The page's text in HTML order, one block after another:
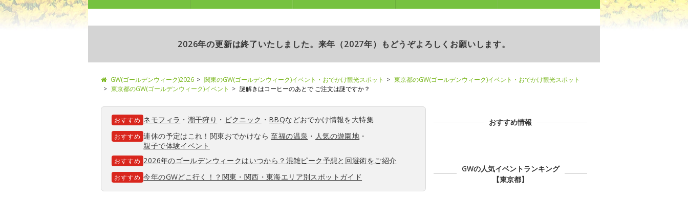
2026年の更新は終了いたしました。来年（2027年）もどうぞよろしくお願いします。
GW(ゴールデンウィーク)2026 関東のGW(ゴールデンウィーク)イベント・おでかけ観光スポット
東京都のGW(ゴールデンウィーク)イベント・おでかけ観光スポット
東京都のGW(ゴールデンウィーク)イベント
謎解きはコーヒーのあとで ご注文は謎ですか？
おすすめ ネモフィラ ・ 潮干狩り ・ ピクニック ・ BBQなどおでかけ情報を大特集
おすすめ 連休の予定はこれ！関東おでかけなら至福の温泉 ・ 人気の遊園地 ・
親子で体験イベント
おすすめ 2026年のゴールデンウィークはいつから？混雑ピーク予想と回避術をご紹介
おすすめ 今年のGWどこ行く！？関東・関西・東海エリア別スポットガイド
おすすめ情報
GWの人気イベントランキング
【東京都】